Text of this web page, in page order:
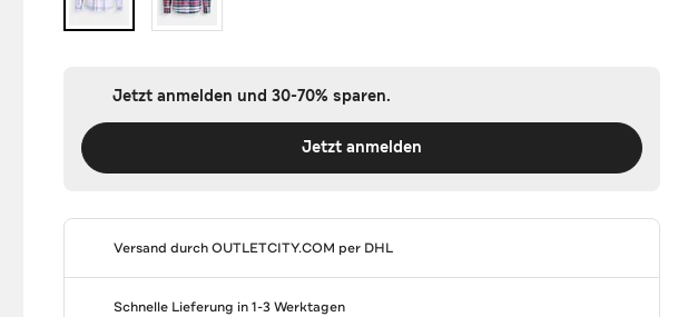
Jetzt anmelden und 30-70% sparen.
Jetzt anmelden
Versand durchOUTLETCITY.COM per DHL
Schnelle Lieferung in 1-3 Werktagen